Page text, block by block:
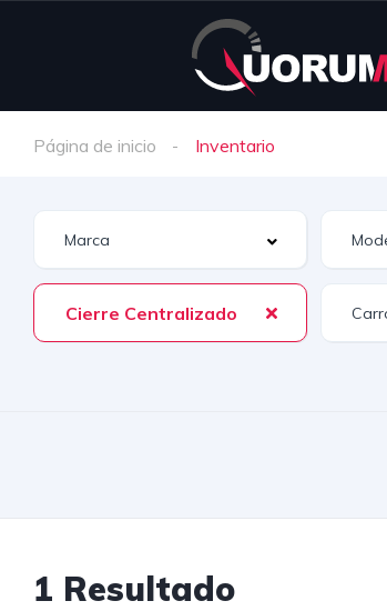
Página de inicio Inventario
Cierre Centralizado
1 Resultado